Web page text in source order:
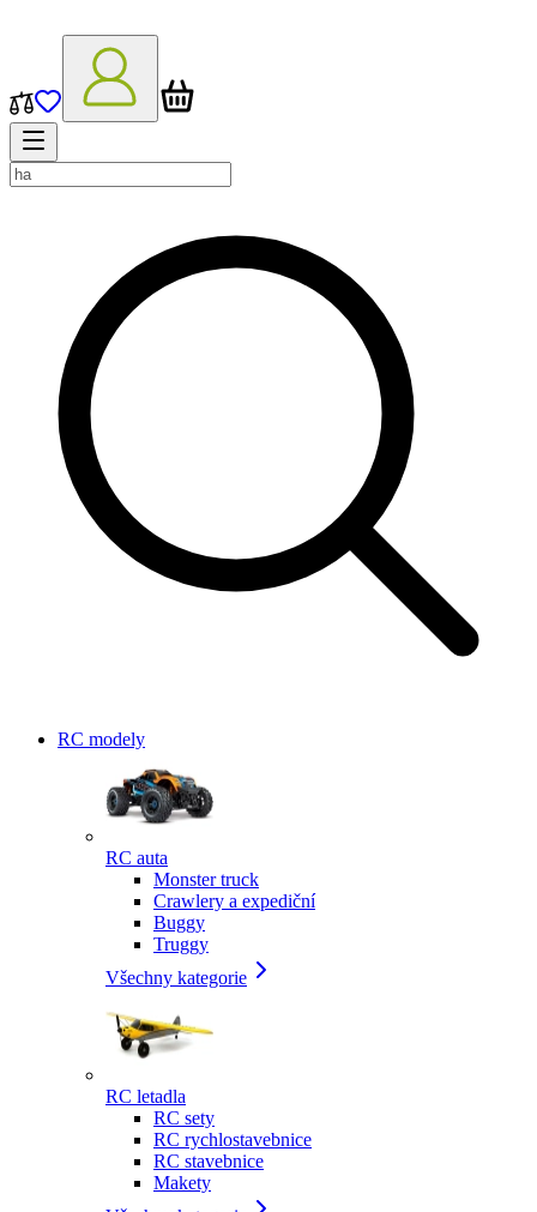
RC modely
RC auta
Monster truck
Crawlery a expediční
Buggy
Truggy
Všechny kategorie
RC letadla
RC sety
RC rychlostavebnice
RC stavebnice
Makety